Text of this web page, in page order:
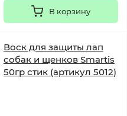
В корзину
Воск для защиты лап
собак и щенков Smartis
50гр стик (артикул 5012)